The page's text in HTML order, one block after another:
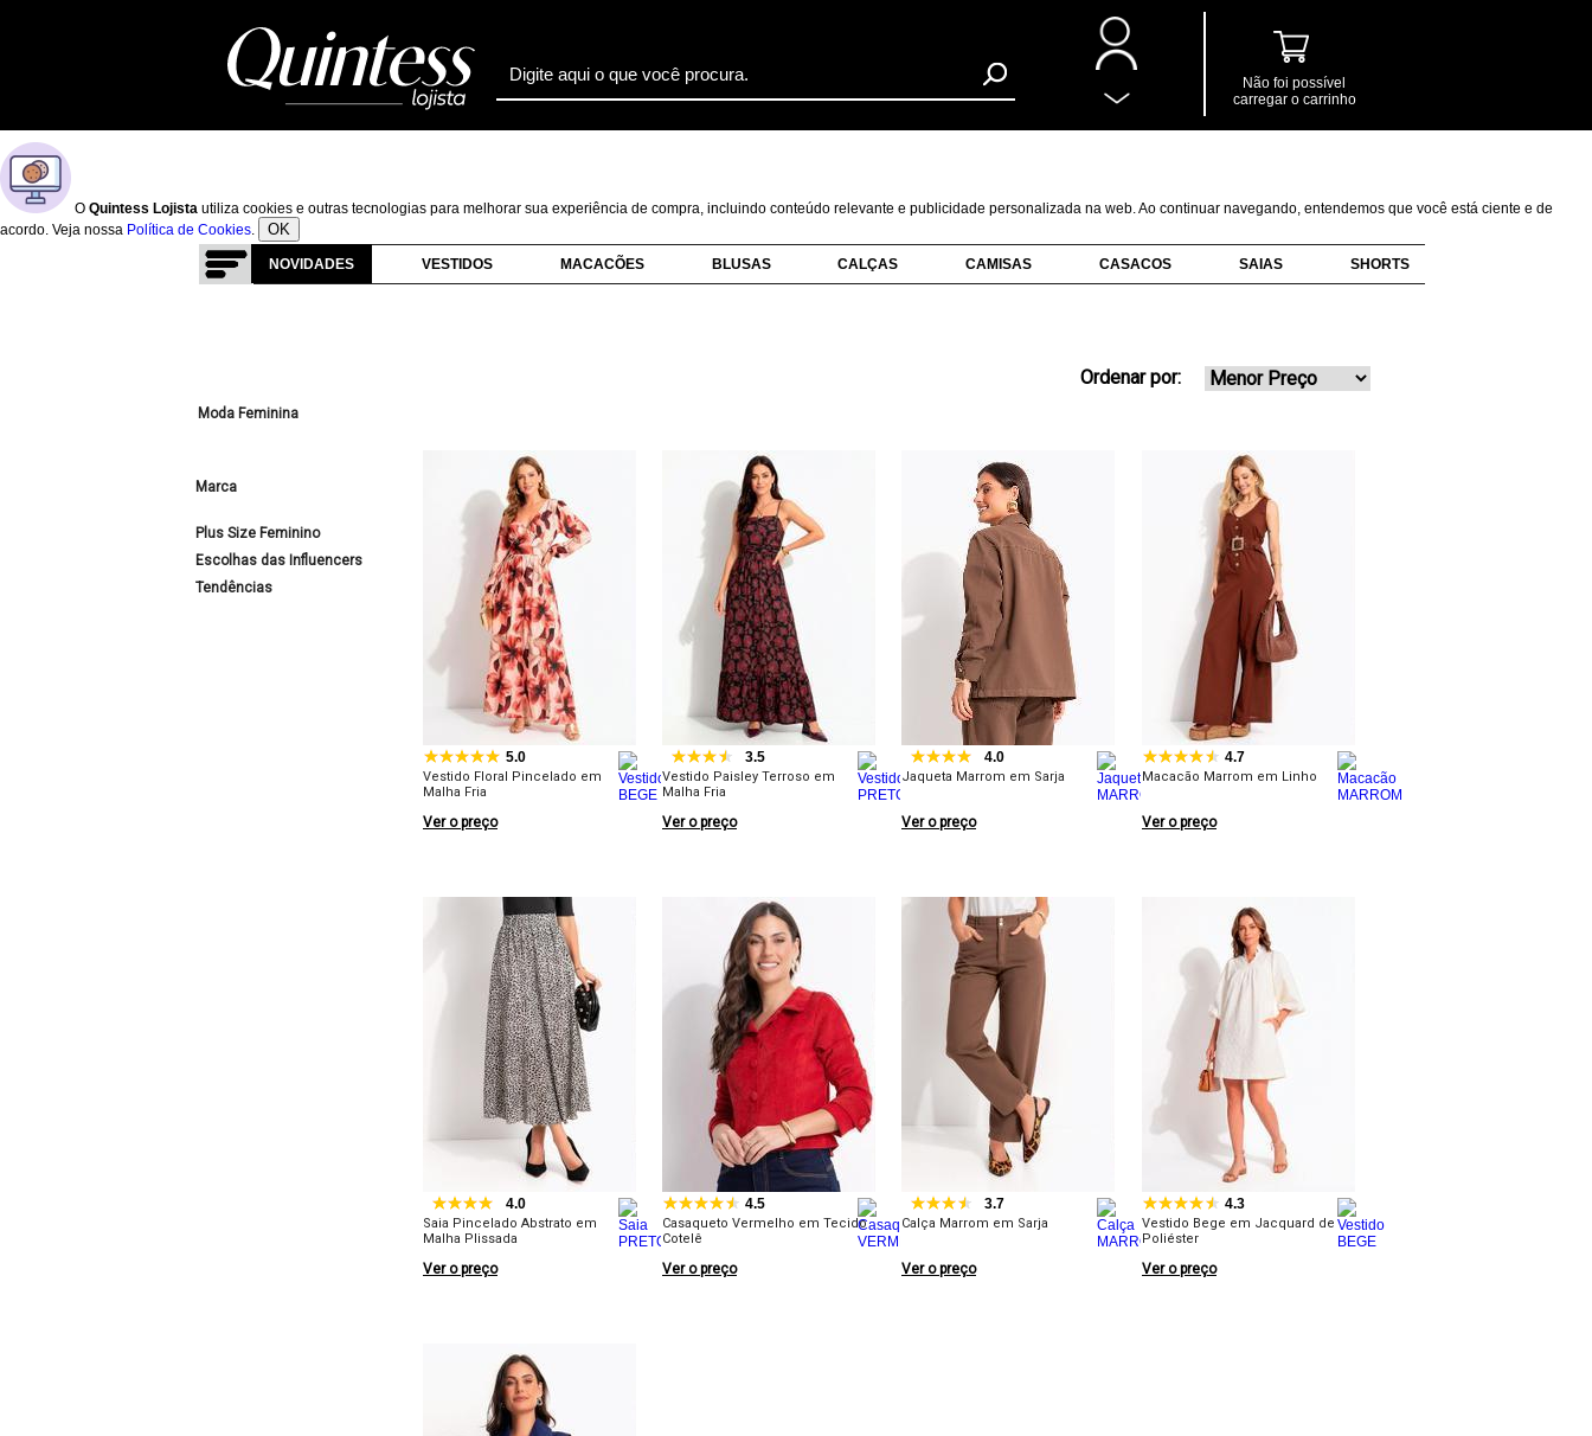
Não foi possível
carregar o carrinho
O Quintess Lojista utiliza cookies e outras tecnologias para melhorar sua experiência de compra, incluindo conteúdo relevante e publicidade personalizada na web. Ao continuar navegando, entendemos que você está ciente e de
acordo. Veja nossa Política de Cookies. OK
NOVIDADES VESTIDOS MACACÕES BLUSAS CALÇAS CAMISAS CASACOS SAIAS SHORTS
Ordenar por:
Moda Feminina
Marca
Plus Size Feminino
Escolhas das Influencers
Tendências
5.0
Vestido Floral Pincelado em
Malha Fria
Ver o preço
3.5
Vestido Paisley Terroso em
Malha Fria
Ver o preço
4.0
Jaqueta Marrom em Sarja
Ver o preço
4.7
Macacão Marrom em Linho
Ver o preço
4.0
Saia Pincelado Abstrato em
Malha Plissada
Ver o preço
4.5
Casaqueto Vermelho em Tecido
Cotelê
Ver o preço
3.7
Calça Marrom em Sarja
Ver o preço
4.3
Vestido Bege em Jacquard de
Poliéster
Ver o preço